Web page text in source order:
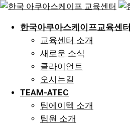
Skip
content한국아쿠아스케이프교육센터
교육센터 소개
새로운 소식
클라이언트
오시는길
TEAM-ATEC
팀에이텍 소개
팀원 소개